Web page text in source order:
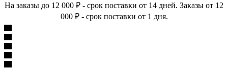
На заказы до 12 000 ₽ - срок поставки от 14 дней. Заказы от 12
000 ₽ - срок поставки от 1 дня.